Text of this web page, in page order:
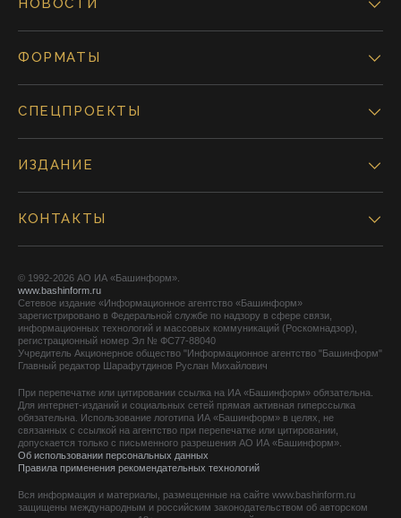
НОВОСТИ
ФОРМАТЫ
СПЕЦПРОЕКТЫ
ИЗДАНИЕ
КОНТАКТЫ
© 1992-2026 АО ИА «Башинформ».
www.bashinform.ru
Сетевое издание «Информационное агентство «Башинформ»
зарегистрировано в Федеральной службе по надзору в сфере связи,
информационных технологий и массовых коммуникаций (Роскомнадзор),
регистрационный номер Эл № ФС77-88040
Учредитель Акционерное общество "Информационное агентство "Башинформ"
Главный редактор Шарафутдинов Руслан Михайлович
При перепечатке или цитировании ссылка на ИА «Башинформ» обязательна.
Для интернет-изданий и социальных сетей прямая активная гиперссылка
обязательна. Использование логотипа ИА «Башинформ» в целях, не
связанных с ссылкой на агентство при перепечатке или цитировании,
допускается только с письменного разрешения АО ИА «Башинформ».
Об использовании персональных данных
Правила применения рекомендательных технологий
Вся информация и материалы, размещенные на сайте www.bashinform.ru
защищены международным и российским законодательством об авторском